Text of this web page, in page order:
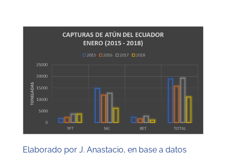
Elaborado por J. Anastacio, en base a datos